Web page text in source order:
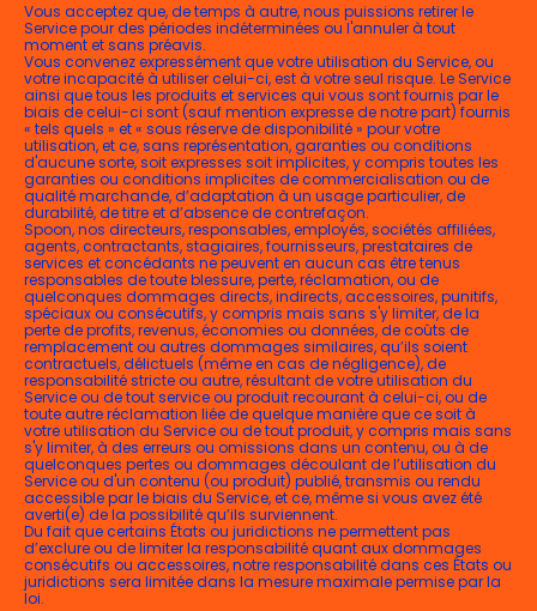
Vous acceptez que, de temps à autre, nous puissions retirer le
Service pour des périodes indéterminées ou l'annuler à tout
moment et sans préavis.
Vous convenez expressément que votre utilisation du Service, ou
votre incapacité à utiliser celui-ci, est à votre seul risque. Le Service
ainsi que tous les produits et services qui vous sont fournis par le
biais de celui-ci sont (sauf mention expresse de notre part) fournis
« tels quels » et « sous réserve de disponibilité » pour votre
utilisation, et ce, sans représentation, garanties ou conditions
d'aucune sorte, soit expresses soit implicites, y compris toutes les
garanties ou conditions implicites de commercialisation ou de
qualité marchande, d’adaptation à un usage particulier, de
durabilité, de titre et d’absence de contrefaçon.
Spoon, nos directeurs, responsables, employés, sociétés affiliées,
agents, contractants, stagiaires, fournisseurs, prestataires de
services et concédants ne peuvent en aucun cas être tenus
responsables de toute blessure, perte, réclamation, ou de
quelconques dommages directs, indirects, accessoires, punitifs,
spéciaux ou consécutifs, y compris mais sans s'y limiter, de la
perte de profits, revenus, économies ou données, de coûts de
remplacement ou autres dommages similaires, qu’ils soient
contractuels, délictuels (même en cas de négligence), de
responsabilité stricte ou autre, résultant de votre utilisation du
Service ou de tout service ou produit recourant à celui-ci, ou de
toute autre réclamation liée de quelque manière que ce soit à
votre utilisation du Service ou de tout produit, y compris mais sans
s'y limiter, à des erreurs ou omissions dans un contenu, ou à de
quelconques pertes ou dommages découlant de l’utilisation du
Service ou d'un contenu (ou produit) publié, transmis ou rendu
accessible par le biais du Service, et ce, même si vous avez été
averti(e) de la possibilité qu’ils surviennent.
Du fait que certains États ou juridictions ne permettent pas
d’exclure ou de limiter la responsabilité quant aux dommages
consécutifs ou accessoires, notre responsabilité dans ces États ou
juridictions sera limitée dans la mesure maximale permise par la
loi.